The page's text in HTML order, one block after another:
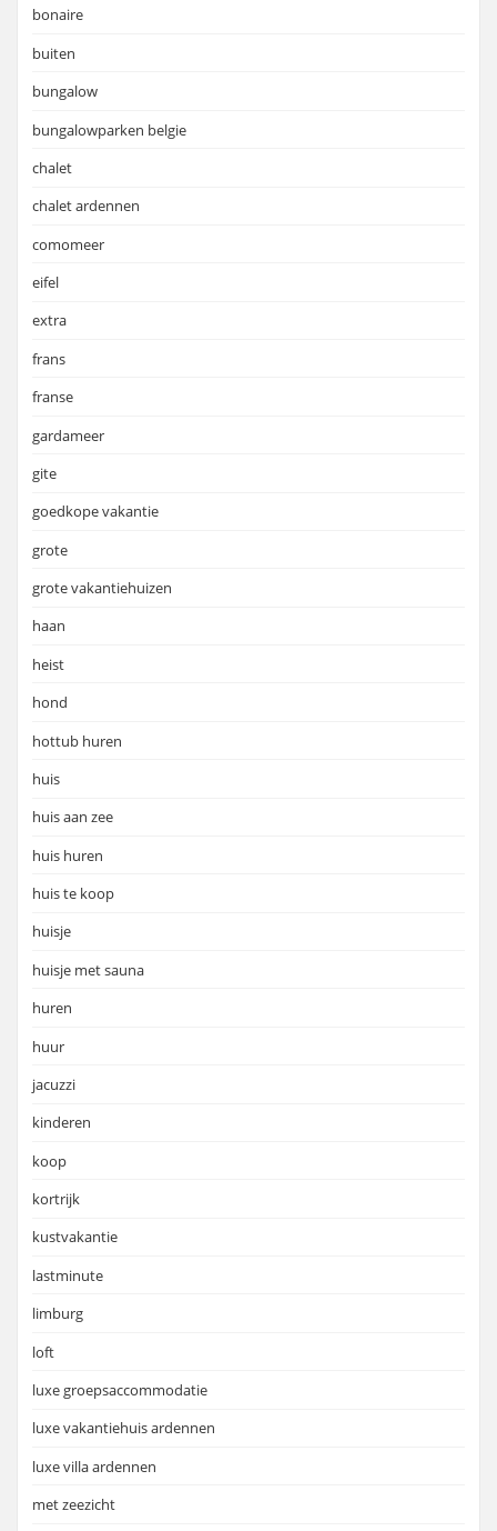
bonaire
buiten
bungalow
bungalowparken belgie
chalet
chalet ardennen
comomeer
eifel
extra
frans
franse
gardameer
gite
goedkope vakantie
grote
grote vakantiehuizen
haan
heist
hond
hottub huren
huis
huis aan zee
huis huren
huis te koop
huisje
huisje met sauna
huren
huur
jacuzzi
kinderen
koop
kortrijk
kustvakantie
lastminute
limburg
loft
luxe groepsaccommodatie
luxe vakantiehuis ardennen
luxe villa ardennen
met zeezicht